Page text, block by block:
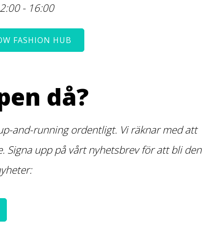
- 16:00
FASHION HUB
då?
and-running ordentligt. Vi räknar med att
Signa upp på vårt nyhetsbrev för att bli den